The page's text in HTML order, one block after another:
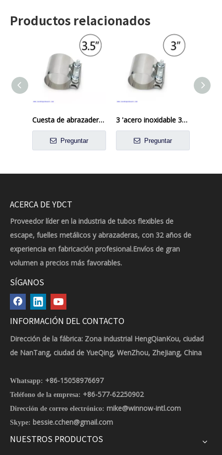
Productos relacionados
Cuesta de abrazadera de banda plana de 3,5 'pulgada Ciotación de acero inoxidable
Preguntar
3 'acero inoxidable 304 BUNT BUNTANT BAND ALCAJE COPUNA
Preguntar
ACERCA DE YDCT
Proveedor líder en la industria de tubos flexibles de
escape, fuelles metálicos y abrazaderas, con 32 años de
experiencia en fabricación profesional.Envíos de gran
volumen a precios más favorables.
SÍGANOS
INFORMACIÓN DEL CONTACTO
Dirección de la fábrica: Zona industrial HengQianKou, ciudad
de NanTang, ciudad de YueQing, WenZhou, ZheJiang, China
Whatsapp: +86-15058976697
Teléfono de la empresa: +86-577-62250902
Dirección de correo electrónico: mike@winnow-intl.com
Skype: bessie.cchen@gmail.com
NUESTROS PRODUCTOS